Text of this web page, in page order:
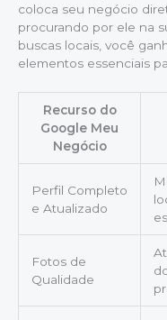
coloca seu negócio
procurando por ele na
buscas locais, você
elementos essenciais
Recurso do
Google Meu
Negócio
Perfil Completo
e Atualizado
Fotos de
Qualidade